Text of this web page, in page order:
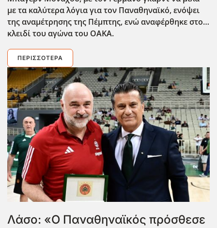
με τα καλύτερα λόγια για τον Παναθηναϊκό, ενόψει
της αναμέτρησης της Πέμπτης, ενώ αναφέρθηκε στο…
κλειδί του αγώνα του ΟΑΚΑ.
ΠΕΡΙΣΣΌΤΕΡΑ
Λάσο: «Ο Παναθηναϊκός πρόσθεσε